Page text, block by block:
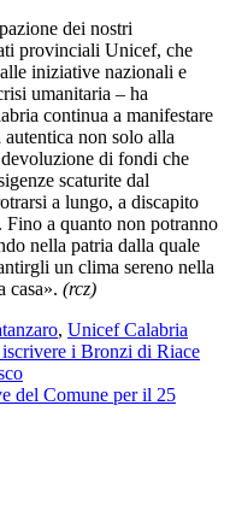
dei nostri
provinciali Unicef, che
iniziative nazionali e
umanitaria – ha
continua a manifestare
non solo alla
di fondi che
scaturite dal
a lungo, a discapito
a quanto non potranno
nella patria dalla quale
un clima sereno nella
casa». (rcz)
, Unicef Calabria
i Bronzi di Riace
del Comune per il 25